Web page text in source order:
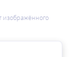
изображённого